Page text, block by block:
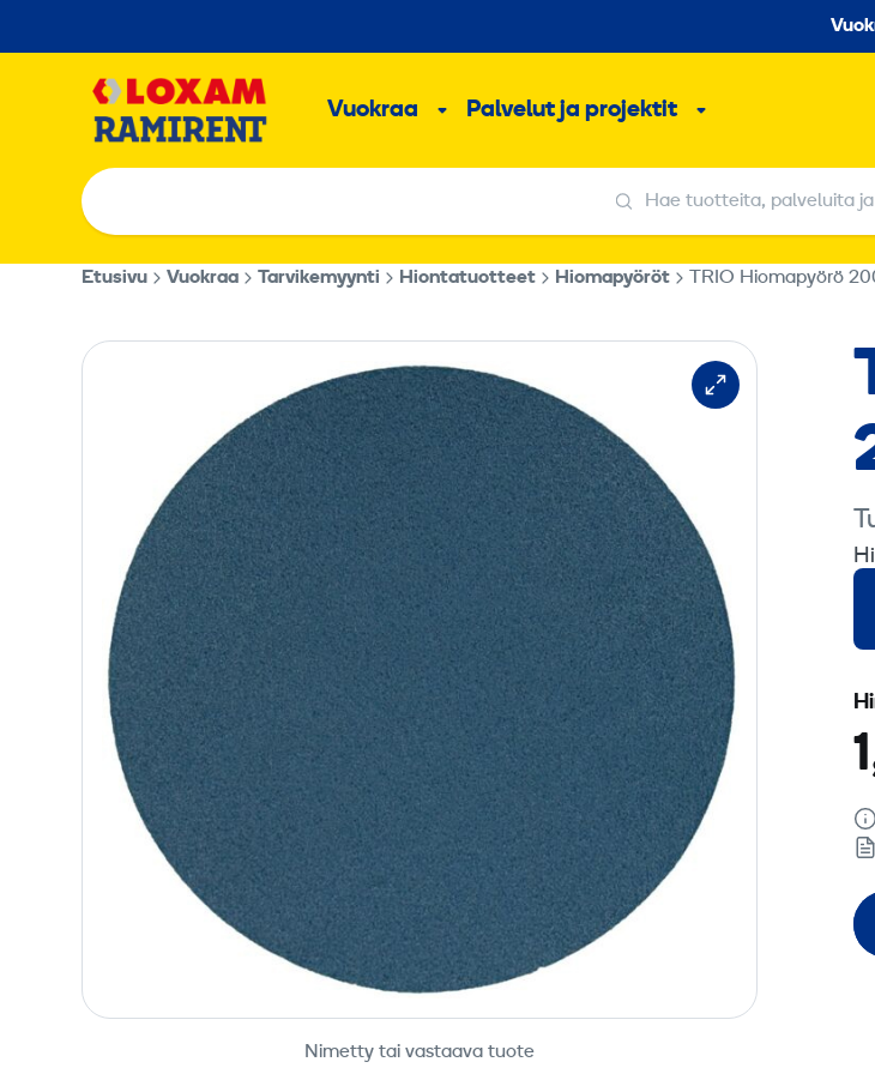
sisältöön
Vuokraa Alavalikko
Palvelut ja projektit Alavalikko
Hae tuotteita, palveluita
Hae tuotteita, palveluita
Etusivu Vuokraa Tarvikemyynti Hiontatuotteet Hiomapyöröt TRIO Hiomapyörö
Nimetty tai vastaava tuote